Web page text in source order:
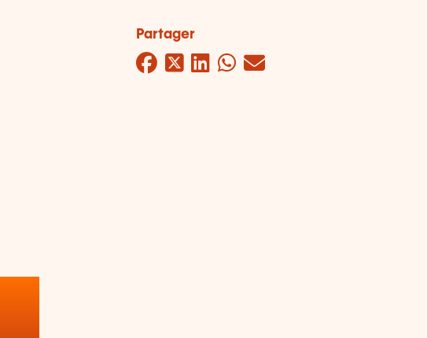
Partager
Facebook
Twitter
LinkedIn
WhatsApp
Mail